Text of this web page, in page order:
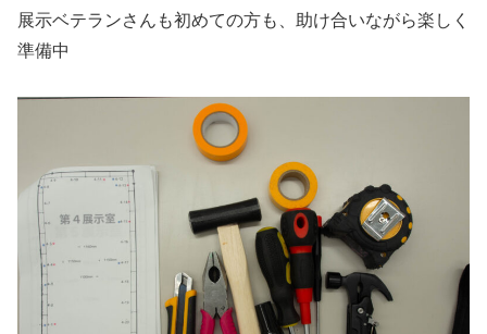
展示ベテランさんも初めての方も、助け合いながら楽しく
準備中